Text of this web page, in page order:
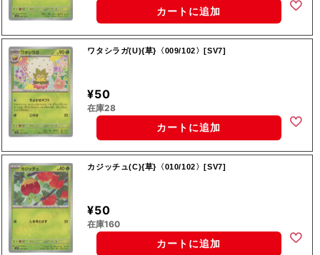
カートに追加
ワタシラガ(U){草}〈009/102〉[SV7]
¥50
在庫28
カートに追加
カジッチュ(C){草}〈010/102〉[SV7]
¥50
在庫160
カートに追加